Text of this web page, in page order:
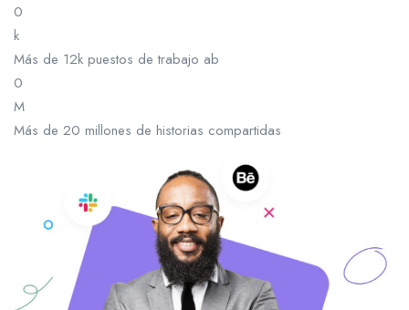
0
k
Más de 12k puestos de trabajo ab
0
M
Más de 20 millones de historias compartidas